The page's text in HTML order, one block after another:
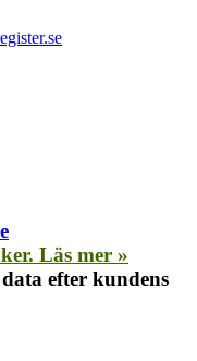
Läs mer »
efter kundens